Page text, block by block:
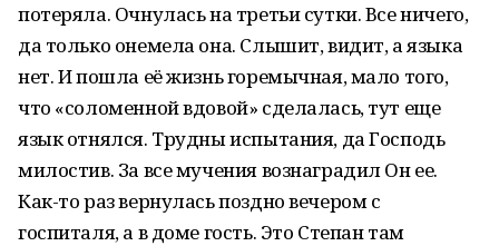
потеряла. Очнулась на третьи сутки. Все ничего,
да только онемела она. Слышит, видит, а языка
нет. И пошла её жизнь горемычная, мало того,
что «соломенной вдовой» сделалась, тут еще
язык отнялся. Трудны испытания, да Господь
милостив. За все мучения вознаградил Он ее.
Как-то раз вернулась поздно вечером с
госпиталя, а в доме гость. Это Степан там